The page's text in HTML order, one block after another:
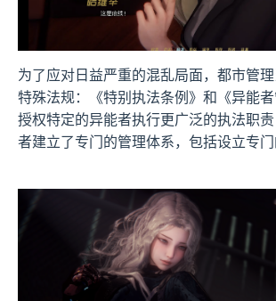
为了应对日益严重的混乱局面，都市管
特殊法规：《特别执法条例》和《异能
授权特定的异能者执行更广泛的执法职
者建立了专门的管理体系，包括设立专门